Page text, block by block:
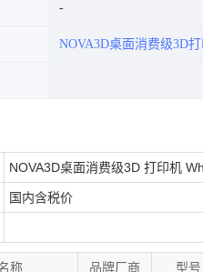
NOVA3D桌面消费级3D
NOVA3D桌面消费级3D 打印机
国内含税价
称 品牌厂商 型号